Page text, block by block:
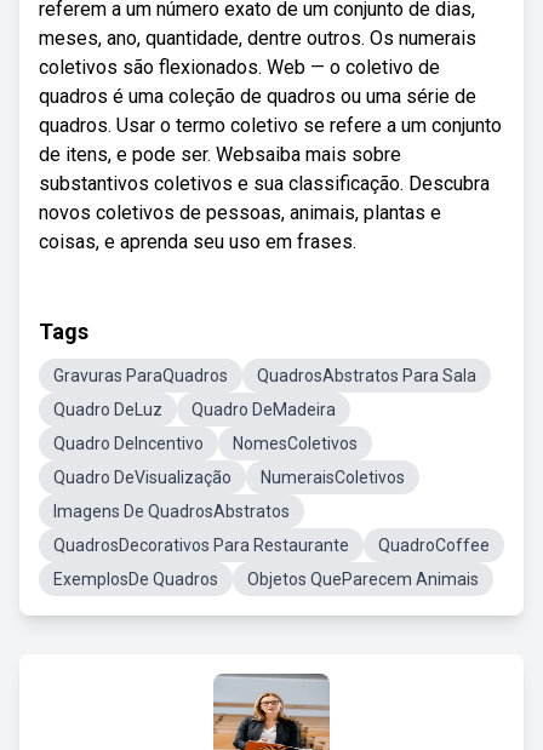
referem a um número exato de um conjunto de dias,
meses, ano, quantidade, dentre outros. Os numerais
coletivos são flexionados. Web — o coletivo de
quadros é uma coleção de quadros ou uma série de
quadros. Usar o termo coletivo se refere a um conjunto
de itens, e pode ser. Websaiba mais sobre
substantivos coletivos e sua classificação. Descubra
novos coletivos de pessoas, animais, plantas e
coisas, e aprenda seu uso em frases.
Tags
Gravuras ParaQuadros
QuadrosAbstratos Para Sala
Quadro DeLuz
Quadro DeMadeira
Quadro DeIncentivo
NomesColetivos
Quadro DeVisualização
NumeraisColetivos
Imagens De QuadrosAbstratos
QuadrosDecorativos Para Restaurante
QuadroCoffee
ExemplosDe Quadros
Objetos QueParecem Animais